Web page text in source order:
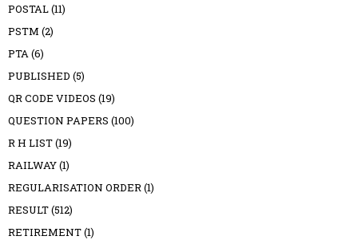
POSTAL(11)
PSTM (2)
PTA(6)
PUBLISHED (5)
QR CODE VIDEOS (19)
QUESTION PAPERS (100)
R H LIST(19)
RAILWAY(1)
REGULARISATION ORDER(1)
RESULT(512)
RETIREMENT(1)